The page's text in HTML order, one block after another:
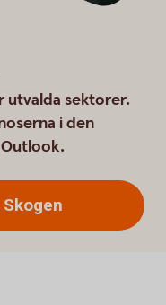
utvalda sektorer.
i den